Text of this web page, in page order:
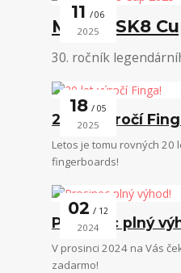
11 06
2025
Mystic SK8
30. ročník
18 05
2025
20 let výročí
Letos je tomu rovných 20
fingerboards!
02 12
2024
Prosinec plný
V prosinci 2024 na Vás
zadarmo!